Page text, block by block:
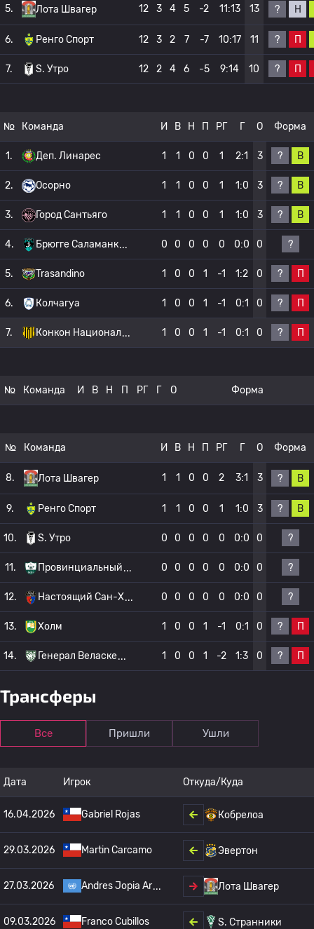
5. Лота Швагер 12 3 4 5 -2 11:13 13 ? Н
6. Ренго Спорт 12 3 2 7 -7 10:17 11 ? П
7. S. Утро 12 2 4 6 -5 9:14 10 ? П
№ Команда И В Н П РГ Г О Форма
1. Деп. Линарес 1 1 0 0 1 2:1 3 ? В
2. Осорно 1 1 0 0 1 1:0 3 ? В
3. Город Сантьяго 1 1 0 0 1 1:0 3 ? В
4. Брюгге Саламанк 0 0 0 0 0 0:0 0 ?
5. Trasandino 1 0 0 1 -1 1:2 0 ? П
6. Колчагуа 1 0 0 1 -1 0:1 0 ? П
7. Конкон Национал 1 0 0 1 -1 0:1 0 ? П
№ Команда И В Н П РГ Г О Форма
№ Команда И В Н П РГ Г О Форма
8. Лота Швагер 1 1 0 0 2 3:1 3 ? В
9. Ренго Спорт 1 1 0 0 1 1:0 3 ? В
10. S. Утро 0 0 0 0 0 0:0 0 ?
11. Провинциальный 0 0 0 0 0 0:0 0 ?
12. Настоящий Сан-Х 0 0 0 0 0 0:0 0 ?
13. Холм 1 0 0 1 -1 0:1 0 ? П
14. Генерал Веласке 1 0 0 1 -2 1:3 0 ? П
Трансферы
Все Пришли Ушли
Дата Игрок Откуда/Куда
16.04.2026 Gabriel Rojas Кобрелоа
29.03.2026 Martin Carcamo Эвертон
27.03.2026 Andres Jopia Ar Лота Швагер
09.03.2026 Franco Cubillos S. Странники